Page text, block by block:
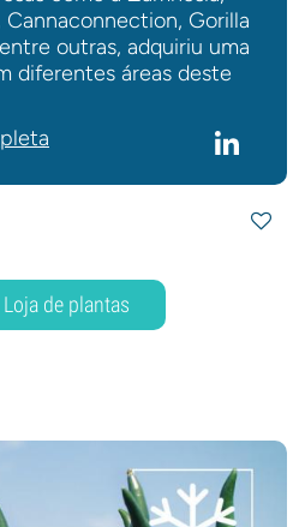
Cannaconnection, Gorilla
outras, adquiriu uma
diferentes áreas deste
Loja de plantas